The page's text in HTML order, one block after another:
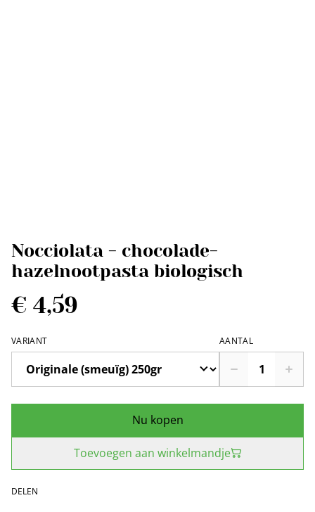
Nocciolata - chocolade-
hazelnootpasta biologisch
€ 4,59
VARIANT AANTAL
Nu kopen
Toevoegen aan winkelmandje
DELEN